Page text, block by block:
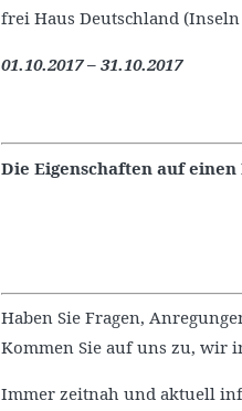
frei Haus Deutschland
01.10.2017 – 31.10.2017
Die Eigenschaften auf einen
Haben Sie Fragen,
Kommen Sie auf uns zu, wir
Immer zeitnah und aktuell